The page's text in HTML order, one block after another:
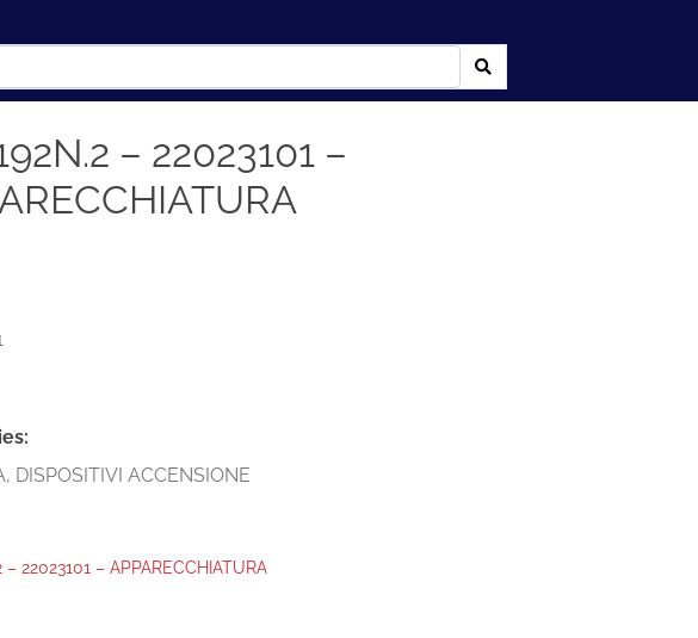
– 22023101 –
, DISPOSITIVI ACCENSIONE
– 22023101 – APPARECCHIATURA